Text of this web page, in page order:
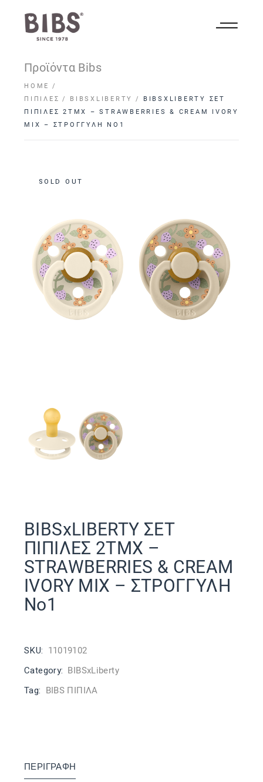
Προϊόντα Bibs
HOME
ΠΙΠΊΛΕΣ
BIBSXLIBERTY
BIBSXLIBERTY ΣΕΤ
ΠΙΠΙΛΕΣ 2ΤΜΧ – STRAWBERRIES & CREAM IVORY
MIX – ΣΤΡΟΓΓΥΛΗ NO1
SOLD OUT
BIBSxLIBERTY ΣΕΤ
ΠΙΠΙΛΕΣ 2ΤΜΧ –
STRAWBERRIES & CREAM
IVORY MIX – ΣΤΡΟΓΓΥΛΗ
No1
SKU: 11019102
Category: BIBSxLiberty
Tag: BIBS ΠΙΠΙΛΑ
ΠΕΡΙΓΡΑΦΉ